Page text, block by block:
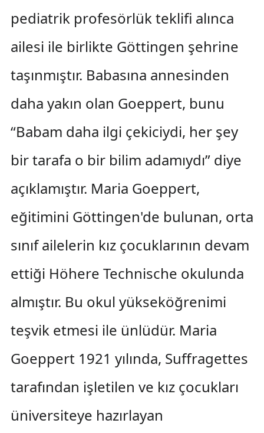
pediatrik profesörlük teklifi alınca
ailesi ile birlikte Göttingen şehrine
taşınmıştır. Babasına annesinden
daha yakın olan Goeppert, bunu
“Babam daha ilgi çekiciydi, her şey
bir tarafa o bir bilim adamıydı” diye
açıklamıştır. Maria Goeppert,
eğitimini Göttingen'de bulunan, orta
sınıf ailelerin kız çocuklarının devam
ettiği Höhere Technische okulunda
almıştır. Bu okul yükseköğrenimi
teşvik etmesi ile ünlüdür. Maria
Goeppert 1921 yılında, Suffragettes
tarafından işletilen ve kız çocukları
üniversiteye hazırlayan